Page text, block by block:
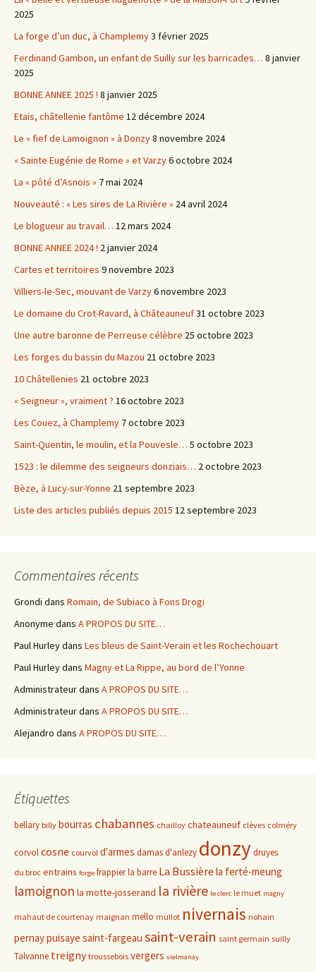
2025
La forge d’un duc, à Champlemy3 février 2025
Ferdinand Gambon, un enfant de Suilly sur les barricades… 8 janvier
2025
BONNE ANNEE 2025 ! 8 janvier 2025
Etais, châtellenie fantôme 12 décembre 2024
Le « fief de Lamoignon » à Donzy8 novembre 2024
« Sainte Eugénie de Rome » et Varzy6 octobre 2024
La « pôté d’Asnois » 7 mai 2024
Nouveauté : « Les sires de La Rivière » 24 avril 2024
Le blogueur au travail… 12 mars 2024
BONNE ANNEE 2024 ! 2 janvier 2024
Cartes et territoires 9 novembre 2023
Villiers-le-Sec, mouvant de Varzy6 novembre 2023
Le domaine du Crot-Ravard, à Châteauneuf31 octobre 2023
Une autre baronne de Perreuse célèbre 25 octobre 2023
Les forges du bassin du Mazou 21 octobre 2023
10 Châtellenies 21 octobre 2023
« Seigneur », vraiment ? 16 octobre 2023
Les Couez, à Champlemy 7 octobre 2023
Saint-Quentin, le moulin, et la Pouvesle… 5 octobre 2023
1523 : le dilemme des seigneurs donziais… 2 octobre 2023
Bèze, à Lucy-sur-Yonne 21 septembre 2023
Liste des articles publiés depuis 2015 12 septembre 2023
Commentaires récents
Grondi dans Romain, de Subiaco à Fons Drogi
Anonyme dans A PROPOS DU SITE…
Paul Hurleydans Les bleus de Saint-Verain et les Rochechouart
Paul Hurleydans Magny et La Rippe, au bord de l’Yonne
Administrateurdans A PROPOS DU SITE…
Administrateurdans A PROPOS DU SITE…
Alejandro dans A PROPOS DU SITE…
Étiquettes
bellary billy bourras chabannes chailloy chateauneuf clèves colméry
corvolcosne courvol d'armes damas d'anlezy donzydruyes
du broc entrains forge frappierla barre La Bussière la ferté-meung
lamoignon la motte-josserand la rivière le clerc le muet magny
mahaut de courtenay maignan mello mullot nivernais nohain
pernaypuisaye saint-fargeau saint-verain saint germain suilly
Talvanne treigny troussebois vergers vielmanay